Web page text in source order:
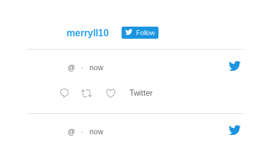
merryll10 Follow
@ · now
Twitter
@ · now